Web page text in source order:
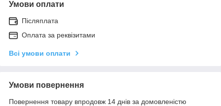
Умови оплати
Післяплата
Оплата за реквізитами
Всі умови оплати
Умови повернення
Повернення товару впродовж 14 днів за домовленістю